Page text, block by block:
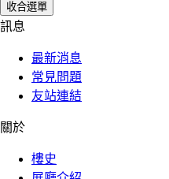
收合選單
訊息
最新消息
常見問題
友站連結
關於
樓史